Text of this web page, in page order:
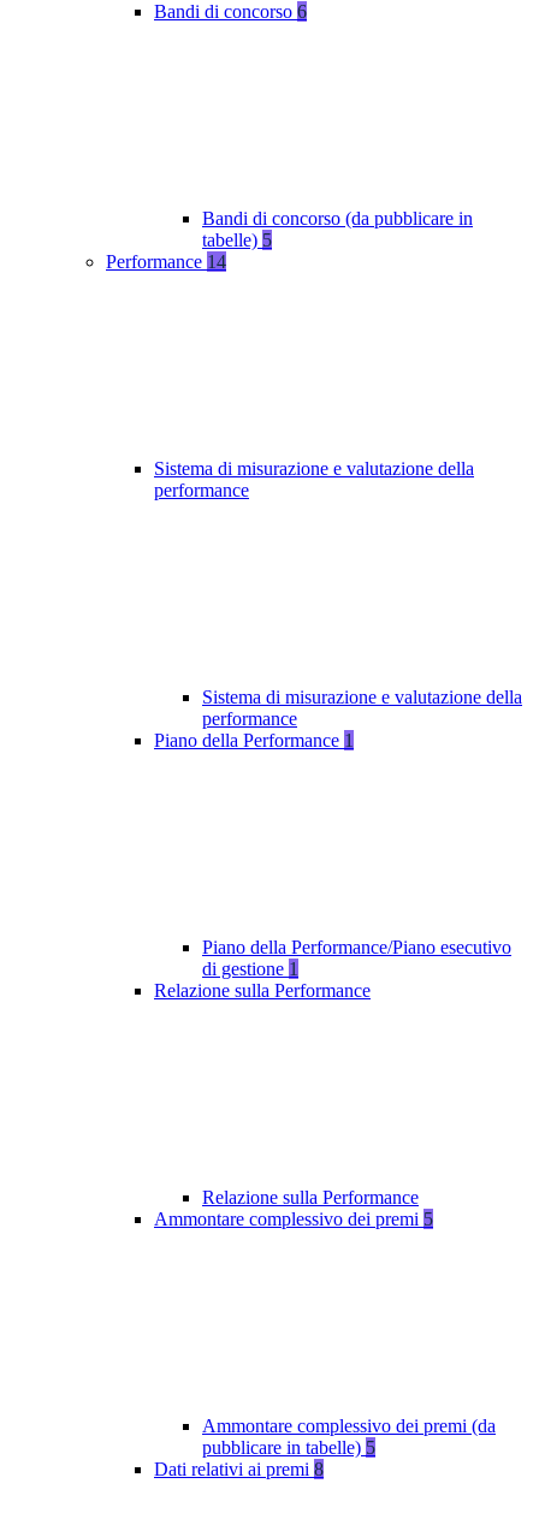
Bandi di concorso 6
Bandi di concorso (da pubblicare in
tabelle) 5
Performance 14
Sistema di misurazione e valutazione della
performance
Sistema di misurazione e valutazione della
performance
Piano della Performance 1
Piano della Performance/Piano esecutivo
di gestione 1
Relazione sulla Performance
Relazione sulla Performance
Ammontare complessivo dei premi 5
Ammontare complessivo dei premi (da
pubblicare in tabelle) 5
Dati relativi ai premi 8